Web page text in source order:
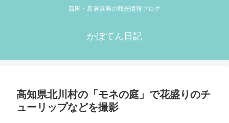
四国・新居浜発の観光情報ブログ
かぼてん日記
高知県北川村の「モネの庭」で花盛りのチ
ューリップなどを撮影